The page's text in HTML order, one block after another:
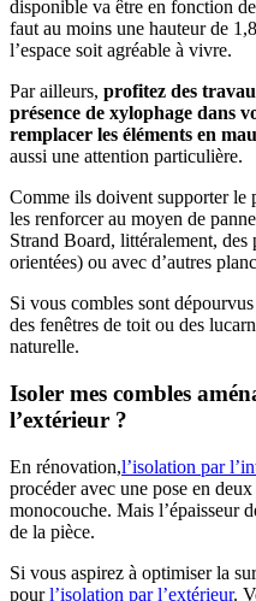
disponible va être en fonction
faut au moins une hauteur de
l’espace soit agréable à vivre.
Par ailleurs, profitez des
présence de xylophage dans
remplacer les éléments en
aussi une attention particulière.
Comme ils doivent supporter le
les renforcer au moyen de
Strand Board, littéralement, des
orientées) ou avec d’autres
Si vous combles sont
des fenêtres de toit ou des
naturelle.
Isoler mes combles
l’extérieur ?
En rénovation,l’isolation par
procéder avec une pose en
monocouche. Mais l’épaisseur
de la pièce.
Si vous aspirez à optimiser la
pourl’isolation par l’extérieur.